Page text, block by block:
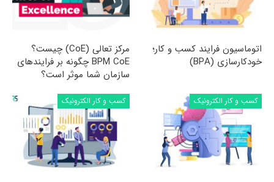
اتوماسیون فرایند کسب و کار؛
خودکارسازی (BPA)
مرکز تعالی (CoE) چیست؟
BPM CoE چگونه بر فرایندهای
سازمان شما موثر است؟
کسب و کار الکترونیک کسب و کار الکترونیک